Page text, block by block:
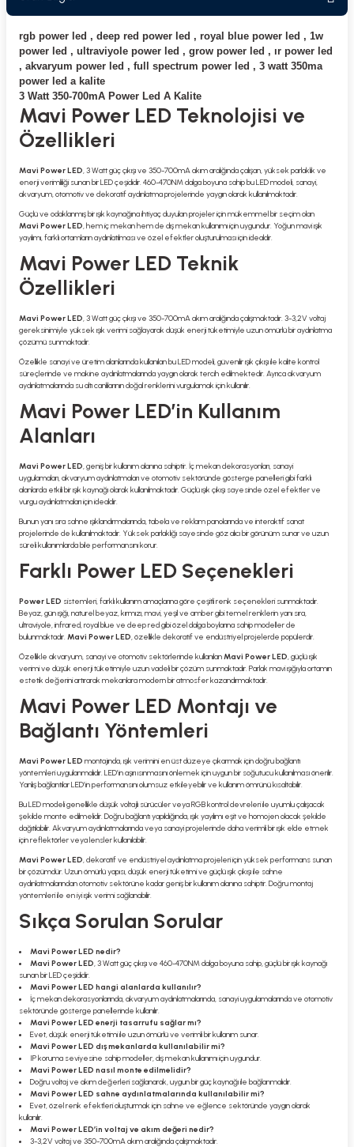
rgb power led , deep red power led , royal blue power led , 1w
power led , ultraviyole power led , grow power led , ır power led
, akvaryum power led , full spectrum power led , 3 watt 350ma
power led a kalite
3 Watt 350-700mA Power Led A Kalite
Mavi Power LED Teknolojisi ve
Özellikleri
Mavi Power LED, 3 Watt güç çıkışı ve 350-700mA akım aralığında çalışan, yüksek parlaklık ve
enerji verimliliği sunan bir LED çeşididir. 460-470NM dalga boyuna sahip bu LED modeli, sanayi,
akvaryum, otomotiv ve dekoratif aydınlatma projelerinde yaygın olarak kullanılmaktadır.
Güçlü ve odaklanmış bir ışık kaynağına ihtiyaç duyulan projeler için mükemmel bir seçim olan
Mavi Power LED, hem iç mekan hem de dış mekan kullanımı için uygundur. Yoğun mavi ışık
yayılımı, farklı ortamların aydınlatılması ve özel efektler oluşturulması için idealdir.
Mavi Power LED Teknik
Özellikleri
Mavi Power LED, 3 Watt güç çıkışı ve 350-700mA akım aralığında çalışmaktadır. 3-3,2V voltaj
gereksinimiyle yüksek ışık verimi sağlayarak düşük enerji tüketimiyle uzun ömürlü bir aydınlatma
çözümü sunmaktadır.
Özellikle sanayi ve üretim alanlarında kullanılan bu LED modeli, güvenilir ışık çıkışı ile kalite kontrol
süreçlerinde ve makine aydınlatmalarında yaygın olarak tercih edilmektedir. Ayrıca akvaryum
aydınlatmalarında su altı canlılarının doğal renklerini vurgulamak için kullanılır.
Mavi Power LED’in Kullanım
Alanları
Mavi Power LED, geniş bir kullanım alanına sahiptir. İç mekan dekorasyonları, sanayi
uygulamaları, akvaryum aydınlatmaları ve otomotiv sektöründe gösterge panelleri gibi farklı
alanlarda etkili bir ışık kaynağı olarak kullanılmaktadır. Güçlü ışık çıkışı sayesinde özel efektler ve
vurgu aydınlatmaları için idealdir.
Bunun yanı sıra sahne ışıklandırmalarında, tabela ve reklam panolarında ve interaktif sanat
projelerinde de kullanılmaktadır. Yüksek parlaklığı sayesinde göz alıcı bir görünüm sunar ve uzun
süreli kullanımlarda bile performansını korur.
Farklı Power LED Seçenekleri
Power LED sistemleri, farklı kullanım amaçlarına göre çeşitli renk seçenekleri sunmaktadır.
Beyaz, gün ışığı, naturel beyaz, kırmızı, mavi, yeşil ve amber gibi temel renklerin yanı sıra,
ultraviyole, infrared, royal blue ve deep red gibi özel dalga boylarına sahip modeller de
bulunmaktadır. Mavi Power LED, özellikle dekoratif ve endüstriyel projelerde popülerdir.
Özellikle akvaryum, sanayi ve otomotiv sektörlerinde kullanılanMavi Power LED, güçlü ışık
verimi ve düşük enerji tüketimiyle uzun vadeli bir çözüm sunmaktadır. Parlak mavi ışığıyla ortamın
estetik değerini artırarak mekanlara modern bir atmosfer kazandırmaktadır.
Mavi Power LED Montajı ve
Bağlantı Yöntemleri
Mavi Power LED montajında, ışık verimini en üst düzeye çıkarmak için doğru bağlantı
yöntemleri uygulanmalıdır. LED’in aşırı ısınmasını önlemek için uygun bir soğutucu kullanılması önerilir.
Yanlış bağlantılar LED’in performansını olumsuz etkileyebilir ve kullanım ömrünü kısaltabilir.
Bu LED modeli genellikle düşük voltajlı sürücüler veya RGB kontrol devreleri ile uyumlu çalışacak
şekilde monte edilmelidir. Doğru bağlantı yapıldığında, ışık yayılımı eşit ve homojen olacak şekilde
dağıtılabilir. Akvaryum aydınlatmalarında veya sanayi projelerinde daha verimli bir ışık elde etmek
için reflektörler veya lensler kullanılabilir.
Mavi Power LED, dekoratif ve endüstriyel aydınlatma projeleri için yüksek performans sunan
bir çözümdür. Uzun ömürlü yapısı, düşük enerji tüketimi ve güçlü ışık çıkışı ile sahne
aydınlatmalarından otomotiv sektörüne kadar geniş bir kullanım alanına sahiptir. Doğru montaj
yöntemleri ile en iyi ışık verimi sağlanabilir.
Sıkça Sorulan Sorular
Mavi Power LED nedir?
Mavi Power LED, 3 Watt güç çıkışı ve 460-470NM dalga boyuna sahip, güçlü bir ışık kaynağı
sunan bir LED çeşididir.
Mavi Power LED hangi alanlarda kullanılır?
İç mekan dekorasyonlarında, akvaryum aydınlatmalarında, sanayi uygulamalarında ve otomotiv
sektöründe gösterge panellerinde kullanılır.
Mavi Power LED enerji tasarrufu sağlar mı?
Evet, düşük enerji tüketimi ile uzun ömürlü ve verimli bir kullanım sunar.
Mavi Power LED dış mekanlarda kullanılabilir mi?
IP koruma seviyesine sahip modeller, dış mekan kullanımı için uygundur.
Mavi Power LED nasıl monte edilmelidir?
Doğru voltaj ve akım değerleri sağlanarak, uygun bir güç kaynağı ile bağlanmalıdır.
Mavi Power LED sahne aydınlatmalarında kullanılabilir mi?
Evet, özel renk efektleri oluşturmak için sahne ve eğlence sektöründe yaygın olarak
kullanılır.
Mavi Power LED’in voltaj ve akım değeri nedir?
3-3,2V voltaj ve 350-700mA akım aralığında çalışmaktadır.